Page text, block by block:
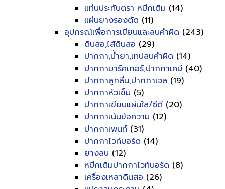
แท่นประทับตรา หมึกเติม (14)
แผ่นยางรองตัด (11)
อุปกรณ์เพื่อการเขียนและลบคำผิด (243)
ดินสอ,ไส้ดินสอ (29)
ปากกา,น้ำยา,เทปลบคำผิด (14)
ปากกามาร์คเกอร์,ปากกาเคมี (40)
ปากกาลูกลื่น,ปากกาเจล (19)
ปากกาหัวเข็ม (5)
ปากกาเขียนแผ่นใส/ซีดี (20)
ปากกาเน้นข้อความ (12)
ปากกาเพนท์ (31)
ปากกาไวท์บอร์ด (14)
ยางลบ (12)
หมึกเติมปากกาไวท์บอร์ด (8)
เครื่องเหลาดินสอ (26)